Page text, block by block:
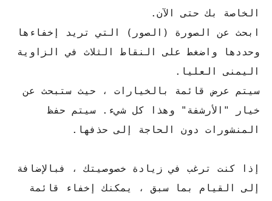
الخاصة بك حتى الآن.
ابحث عن الصورة (الصور) التي تريد إخفاءها
وحددها واضغط على النقاط الثلاث في الزاوية
اليمنى العليا.
سيتم عرض قائمة بالخيارات ، حيث ستبحث عن
خيار "الأرشفة" وهذا كل شيء. سيتم حفظ
المنشورات دون الحاجة إلى حذفها.
إذا كنت ترغب في زيادة خصوصيتك ، فبالإضافة
إلى القيام بما سبق ، يمكنك إخفاء قائمة